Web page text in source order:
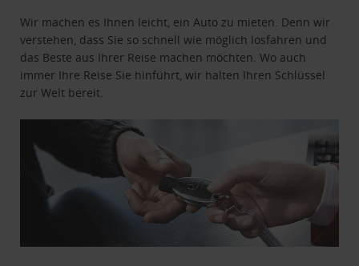
Wir machen es Ihnen leicht, ein Auto zu mieten. Denn wir
verstehen, dass Sie so schnell wie möglich losfahren und
das Beste aus Ihrer Reise machen möchten. Wo auch
immer Ihre Reise Sie hinführt, wir halten Ihren Schlüssel
zur Welt bereit.